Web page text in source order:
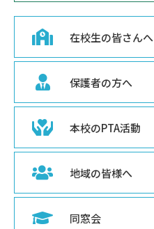
在校生の皆さんへ
保護者の方へ
本校のPTA活動
地域の皆様へ
同窓会